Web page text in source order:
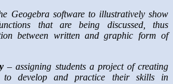
Geogebra software to illustratively show
that are being discussed, thus
between written and graphic form of
– assigning students a project of creating
develop and practice their skills in